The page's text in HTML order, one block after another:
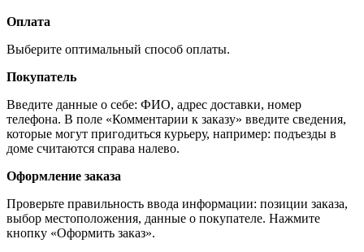
Оплата
Выберите оптимальный способ оплаты.
Покупатель
Введите данные о себе: ФИО, адрес доставки, номер
телефона. В поле «Комментарии к заказу» введите сведения,
которые могут пригодиться курьеру, например: подъезды в
доме считаются справа налево.
Оформление заказа
Проверьте правильность ввода информации: позиции заказа,
выбор местоположения, данные о покупателе. Нажмите
кнопку «Оформить заказ».